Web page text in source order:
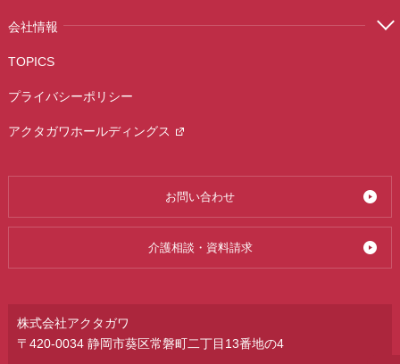
会社情報
お問い合わせ
TOPICS
介護相談・資料請求
プライバシーポリシー
アクタガワホールディングス
株式会社アクタガワ
〒420-0034 静岡市葵区常磐町二丁目13番地の4